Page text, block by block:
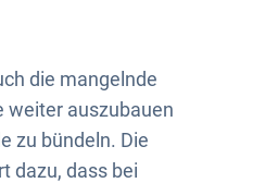
die mangelnde
weiter auszubauen
zu bündeln. Die
dazu, dass bei